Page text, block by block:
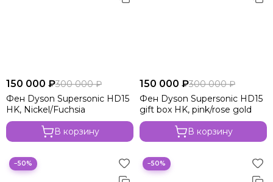
150 000 ₽300 000 ₽
Фен Dyson Supersonic HD15
HK, Nickel/Fuchsia
В корзину
150 000 ₽300 000 ₽
Фен Dyson Supersonic HD15
gift box HK, pink/rose gold
В корзину
−50% −50%